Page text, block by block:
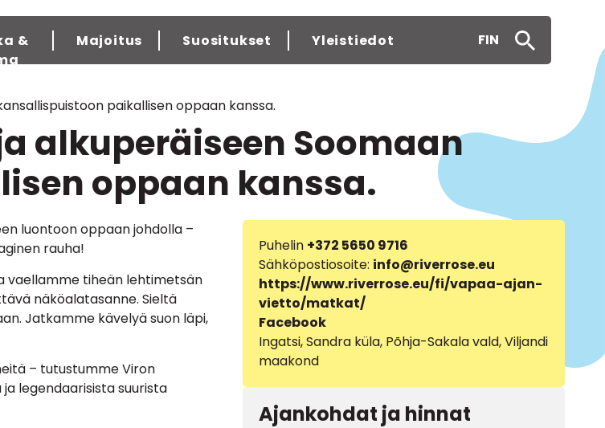
&
Majoitus Suositukset Yleistiedot FIN
paikallisen oppaan kanssa.
alkuperäiseen Soomaan
oppaan kanssa.
luontoon oppaan johdolla –
rauha!
vaellamme tiheän lehtimetsän
näköalatasanne. Sieltä
Jatkamme kävelyä suon läpi,
– tutustumme Viron
legendaarisista suurista
Puhelin +372 5650 9716
Sähköpostiosoite: info@riverrose.eu
https://www.riverrose.eu/fi/vapaa-ajan-
vietto/matkat/
Facebook
Ingatsi, Sandra küla, Põhja-Sakala vald, Viljandi
maakond
Ajankohdat ja hinnat